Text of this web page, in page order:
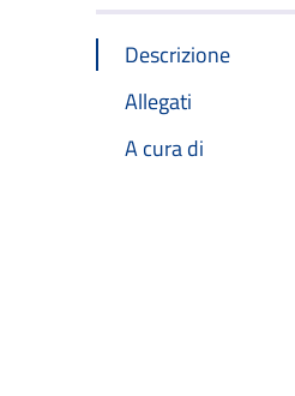
Descrizione
Allegati
A cura di